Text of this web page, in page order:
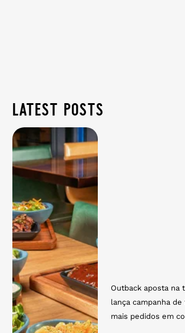
latest posts
Outback aposta na
lança campanha
mais pedidos em